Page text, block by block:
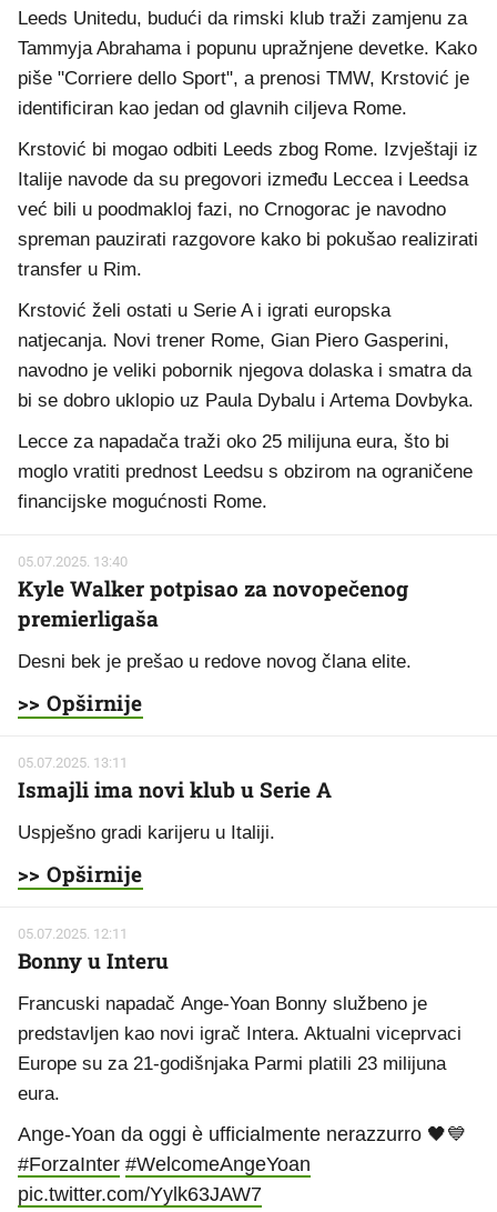
Leeds Unitedu, budući da rimski klub traži zamjenu za
Tammyja Abrahama i popunu upražnjene devetke. Kako
piše "Corriere dello Sport", a prenosi TMW, Krstović je
identificiran kao jedan od glavnih ciljeva Rome.
Krstović bi mogao odbiti Leeds zbog Rome. Izvještaji iz
Italije navode da su pregovori između Leccea i Leedsa
već bili u poodmakloj fazi, no Crnogorac je navodno
spreman pauzirati razgovore kako bi pokušao realizirati
transfer u Rim.
Krstović želi ostati u Serie A i igrati europska
natjecanja. Novi trener Rome, Gian Piero Gasperini,
navodno je veliki pobornik njegova dolaska i smatra da
bi se dobro uklopio uz Paula Dybalu i Artema Dovbyka.
Lecce za napadača traži oko 25 milijuna eura, što bi
moglo vratiti prednost Leedsu s obzirom na ograničene
financijske mogućnosti Rome.
05.07.2025. 13:40
Kyle Walker potpisao za novopečenog
premierligaša
Desni bek je prešao u redove novog člana elite.
>> Opširnije
05.07.2025. 13:11
Ismajli ima novi klub u Serie A
Uspješno gradi karijeru u Italiji.
>> Opširnije
05.07.2025. 12:11
Bonny u Interu
Francuski napadač Ange-Yoan Bonny službeno je
predstavljen kao novi igrač Intera. Aktualni viceprvaci
Europe su za 21-godišnjaka Parmi platili 23 milijuna
eura.
Ange-Yoan da oggi è ufficialmente nerazzurro 🖤💙
#ForzaInter #WelcomeAngeYoan
pic.twitter.com/Yylk63JAW7